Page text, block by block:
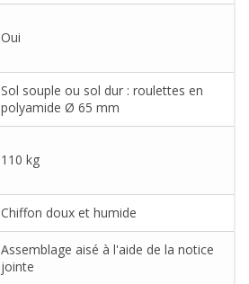
Oui
Sol souple ou sol dur : roulettes en
polyamide Ø 65 mm
110 kg
Chiffon doux et humide
Assemblage aisé à l'aide de la notice
jointe